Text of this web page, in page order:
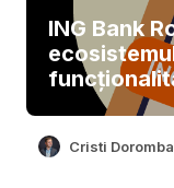
ING Bank
Cristi